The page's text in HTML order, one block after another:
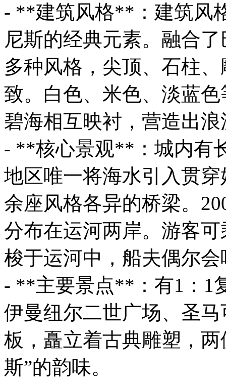
- **建筑风格**：建筑风
尼斯的经典元素。融合
多种风格，尖顶、石柱
致。白色、米色、淡蓝
碧海相互映衬，营造出
- **核心景观**：城内有
地区唯一将海水引入贯
余座风格各异的桥梁。
分布在运河两岸。游客
梭于运河中，船夫偶尔
- **主要景点**：有1：1
伊曼纽尔二世广场、圣
板，矗立着古典雕塑，
斯”的韵味。